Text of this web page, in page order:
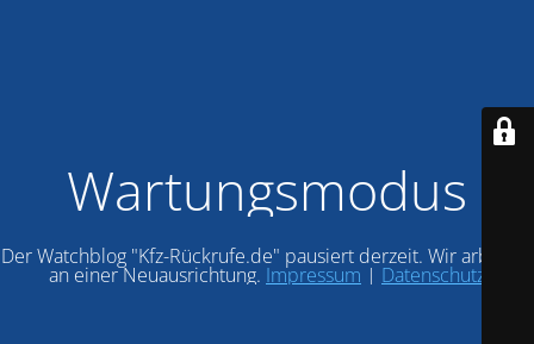
Wartungsmodus
Der Watchblog "Kfz-Rückrufe.de" pausiert derzeit. Wir arbeiten
an einer Neuausrichtung. Impressum | Datenschutz